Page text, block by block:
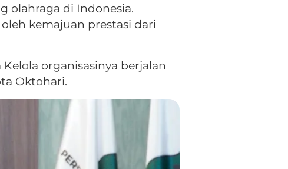
olahraga di Indonesia.
kemajuan prestasi dari
organisasinya berjalan
Oktohari.